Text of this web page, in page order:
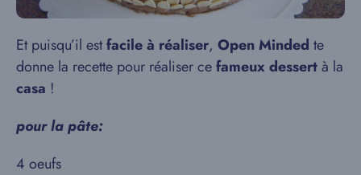
Et puisqu’il estfacile à réaliser, Open Minded te
donne la recette pour réaliser cefameux dessertà la
casa !
pour la pâte:
4 oeufs